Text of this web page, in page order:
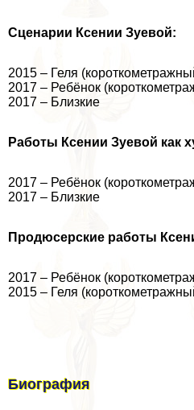
Сценарии Ксении Зуевой:
2015 – Геля
2017 – Ребёнок
2017 – Близкие
Работы Ксении Зуевой как
2017 – Ребёнок
2017 – Близкие
Продюсерские работы
2017 – Ребёнок
2015 – Геля
Биография